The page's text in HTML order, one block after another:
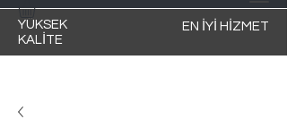
YÜKSEK
KALİTE
EN İYİ HİZMET